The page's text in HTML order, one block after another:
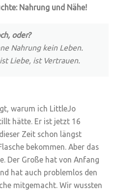
Nahrung und Nähe!
oder?
Nahrung kein Leben.
Liebe, ist Vertrauen.
warum ich LittleJo
hätte. Er ist jetzt 16
Zeit schon längst
bekommen. Aber das
Der Große hat von Anfang
hat auch problemlos den
mitgemacht. Wir wussten